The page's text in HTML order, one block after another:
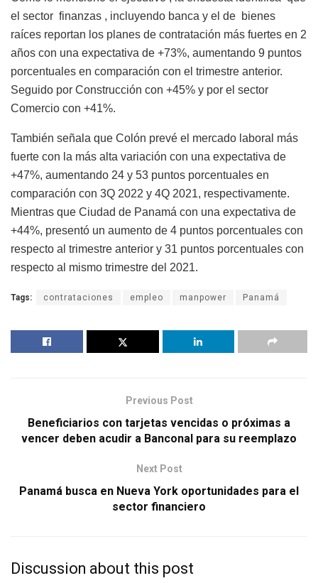
el sector finanzas , incluyendo banca y el de bienes
raíces reportan los planes de contratación más fuertes en 2
años con una expectativa de +73%, aumentando 9 puntos
porcentuales en comparación con el trimestre anterior.
Seguido por Construcción con +45% y por el sector
Comercio con +41%.
También señala que Colón prevé el mercado laboral más
fuerte con la más alta variación con una expectativa de
+47%, aumentando 24 y 53 puntos porcentuales en
comparación con 3Q 2022 y 4Q 2021, respectivamente.
Mientras que Ciudad de Panamá con una expectativa de
+44%, presentó un aumento de 4 puntos porcentuales con
respecto al trimestre anterior y 31 puntos porcentuales con
respecto al mismo trimestre del 2021.
Tags: contrataciones empleo manpower Panamá
Previous Post
Beneficiarios con tarjetas vencidas o próximas a
vencer deben acudir a Banconal para su reemplazo
Next Post
Panamá busca en Nueva York oportunidades para el
sector financiero
Discussion about this post